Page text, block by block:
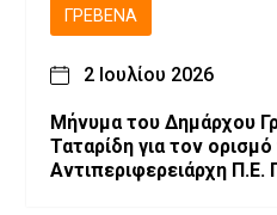
ΓΡΕΒΕΝΆ
2 Ιουλίου 2026
Μήνυμα του Δημάρχου
Ταταρίδη για τον
Αντιπεριφερειάρχη Π.Ε.